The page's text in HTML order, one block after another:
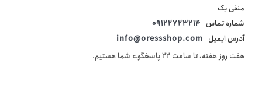
منفی یک
شماره تماس 09122723214
آدرس ایمیل info@oressshop.com
هفت روز هفته، تا ساعت 22 پاسخگوی شما هستیم.